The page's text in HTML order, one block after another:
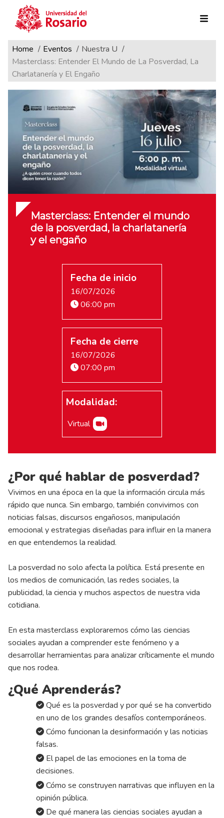
Pasar al contenido principal
Ruta de navegación
Home Eventos
Nuestra U
Masterclass: Entender El Mundo de La Posverdad, La
Charlatanería y El Engaño
Masterclass: Entender el mundo
de la posverdad, la charlatanería
y el engaño
Fecha de inicio
16/07/2026
06:00 pm
Fecha de cierre
16/07/2026
07:00 pm
Modalidad:
Virtual
¿Por qué hablar de posverdad?
Vivimos en una época en la que la información circula más
rápido que nunca. Sin embargo, también convivimos con
noticias falsas, discursos engañosos, manipulación
emocional y estrategias diseñadas para influir en la manera
en que entendemos la realidad.
La posverdad no solo afecta la política. Está presente en
los medios de comunicación, las redes sociales, la
publicidad, la ciencia y muchos aspectos de nuestra vida
cotidiana.
En esta masterclass exploraremos cómo las ciencias
sociales ayudan a comprender este fenómeno y a
desarrollar herramientas para analizar críticamente el mundo
que nos rodea.
¿Qué Aprenderás?
Qué es la posverdad y por qué se ha convertido
en uno de los grandes desafíos contemporáneos.
Cómo funcionan la desinformación y las noticias
falsas.
El papel de las emociones en la toma de
decisiones.
Cómo se construyen narrativas que influyen en la
opinión pública.
De qué manera las ciencias sociales ayudan a